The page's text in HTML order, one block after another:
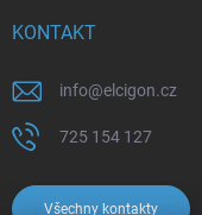
KONTAKT
info@elcigon.cz
725 154 127
Všechny kontakty